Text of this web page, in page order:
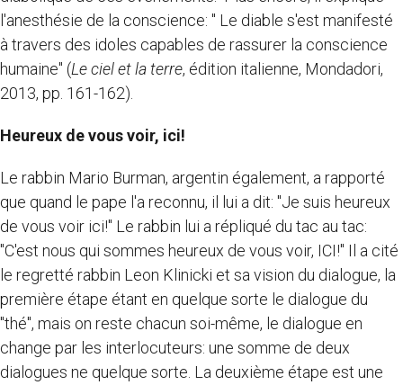
l'anesthésie de la conscience: " Le diable s'est manifesté
à travers des idoles capables de rassurer la conscience
humaine" (Le ciel et la terre, édition italienne, Mondadori,
2013, pp. 161-162).
Heureux de vous voir, ici!
Le rabbin Mario Burman, argentin également, a rapporté
que quand le pape l'a reconnu, il lui a dit: "Je suis heureux
de vous voir ici!" Le rabbin lui a répliqué du tac au tac:
"C'est nous qui sommes heureux de vous voir, ICI!" Il a cité
le regretté rabbin Leon Klinicki et sa vision du dialogue, la
première étape étant en quelque sorte le dialogue du
"thé", mais on reste chacun soi-même, le dialogue en
change par les interlocuteurs: une somme de deux
dialogues ne quelque sorte. La deuxième étape est une